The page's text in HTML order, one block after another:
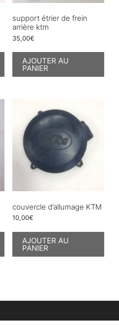
support étrier de frein
arrière ktm
35,00€
AJOUTER AU
PANIER
couvercle d’allumage KTM
10,00€
AJOUTER AU
PANIER